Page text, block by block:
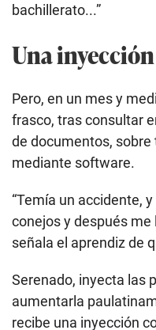
bachillerato...”
Una
Pero, en un mes y
frasco, tras consultar
de documentos,
mediante software.
“Temía un accidente,
conejos y después me
señala el aprendiz de
Serenado, inyecta las
aumentarla
recibe una inyección